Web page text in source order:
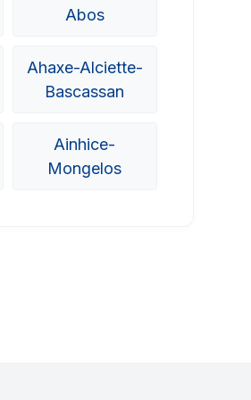
Abos
Ahaxe-Alciette-
Bascassan
Ainhice-
Mongelos